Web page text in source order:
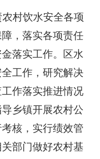
村饮水安全各项
，落实各项责任
落实工作。区水
工作，研究解决
作落实推进情况
乡镇开展农村公
核，实行绩效管
部门做好农村基